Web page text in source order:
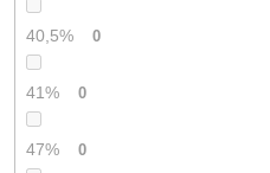
40,5% 0
41% 0
47% 0